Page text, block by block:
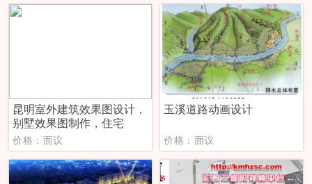
昆明室外建筑效果图设计，
别墅效果图制作，住宅
价格：面议
​玉溪道路动画设计
价格：面议